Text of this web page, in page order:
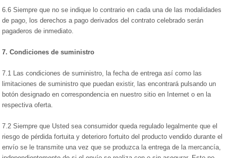
6.6 Siempre que no se indique lo contrario en cada una de las modalidades
de pago, los derechos a pago derivados del contrato celebrado serán
pagaderos de inmediato.
7.Condiciones de suministro
7.1 Las condiciones de suministro, la fecha de entrega así como las
limitaciones de suministro que puedan existir, las encontrará pulsando un
botón designado en correspondencia en nuestro sitio en Internet o en la
respectiva oferta.
7.2 Siempre que Usted sea consumidor queda regulado legalmente que el
riesgo de pérdida fortuita y deterioro fortuito del producto vendido durante el
envío se le transmite una vez que se produzca la entrega de la mercancía,